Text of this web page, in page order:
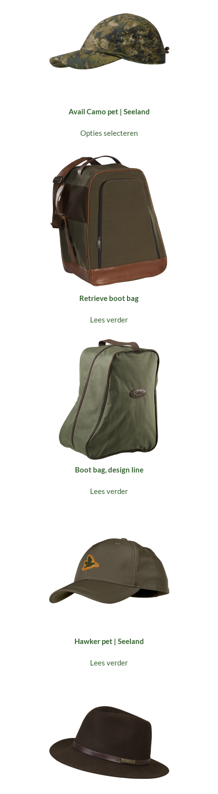
Avail Camo pet | Seeland
Opties selecteren
Retrieve boot bag
Lees verder
Boot bag, design line
Lees verder
Hawker pet | Seeland
Lees verder